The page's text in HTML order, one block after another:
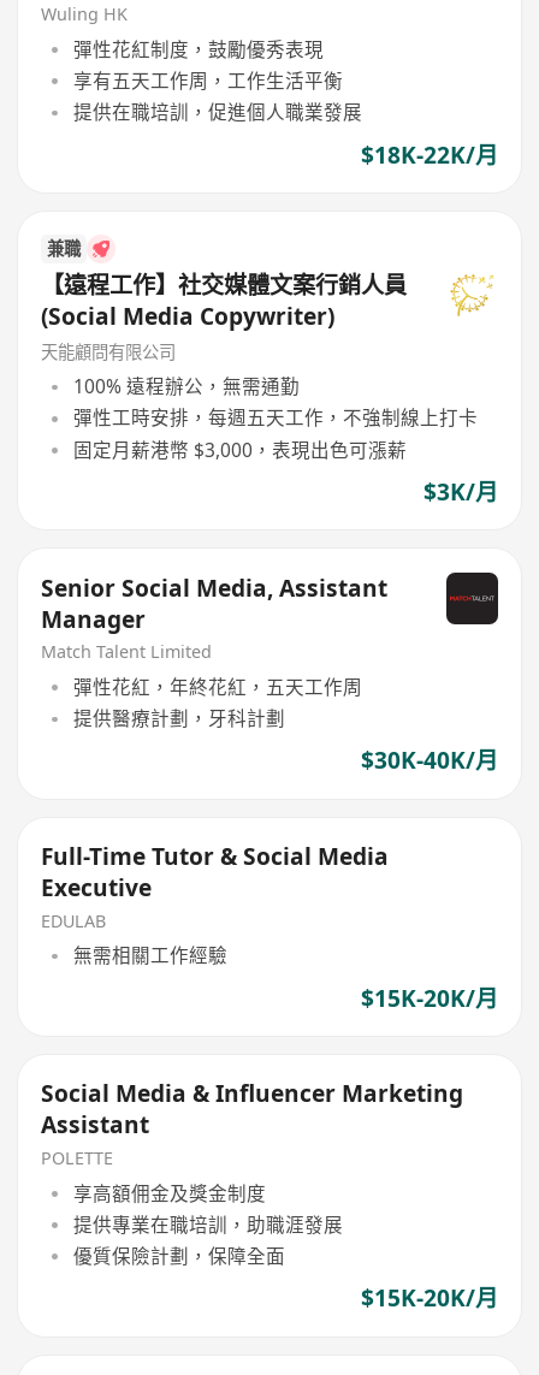
Wuling HK
彈性花紅制度，鼓勵優秀表現
享有五天工作周，工作生活平衡
提供在職培訓，促進個人職業發展
$18K-22K/月
兼職
【遠程工作】社交媒體文案行銷人員
(Social Media Copywriter)
天能顧問有限公司
100% 遠程辦公，無需通勤
彈性工時安排，每週五天工作，不強制線上打卡
固定月薪港幣 $3,000，表現出色可漲薪
$3K/月
Senior Social Media, Assistant
Manager
Match Talent Limited
彈性花紅，年終花紅，五天工作周
提供醫療計劃，牙科計劃
$30K-40K/月
Full-Time Tutor & Social Media
Executive
EDULAB
無需相關工作經驗
$15K-20K/月
Social Media & Influencer Marketing
Assistant
POLETTE
享高額佣金及獎金制度
提供專業在職培訓，助職涯發展
優質保險計劃，保障全面
$15K-20K/月